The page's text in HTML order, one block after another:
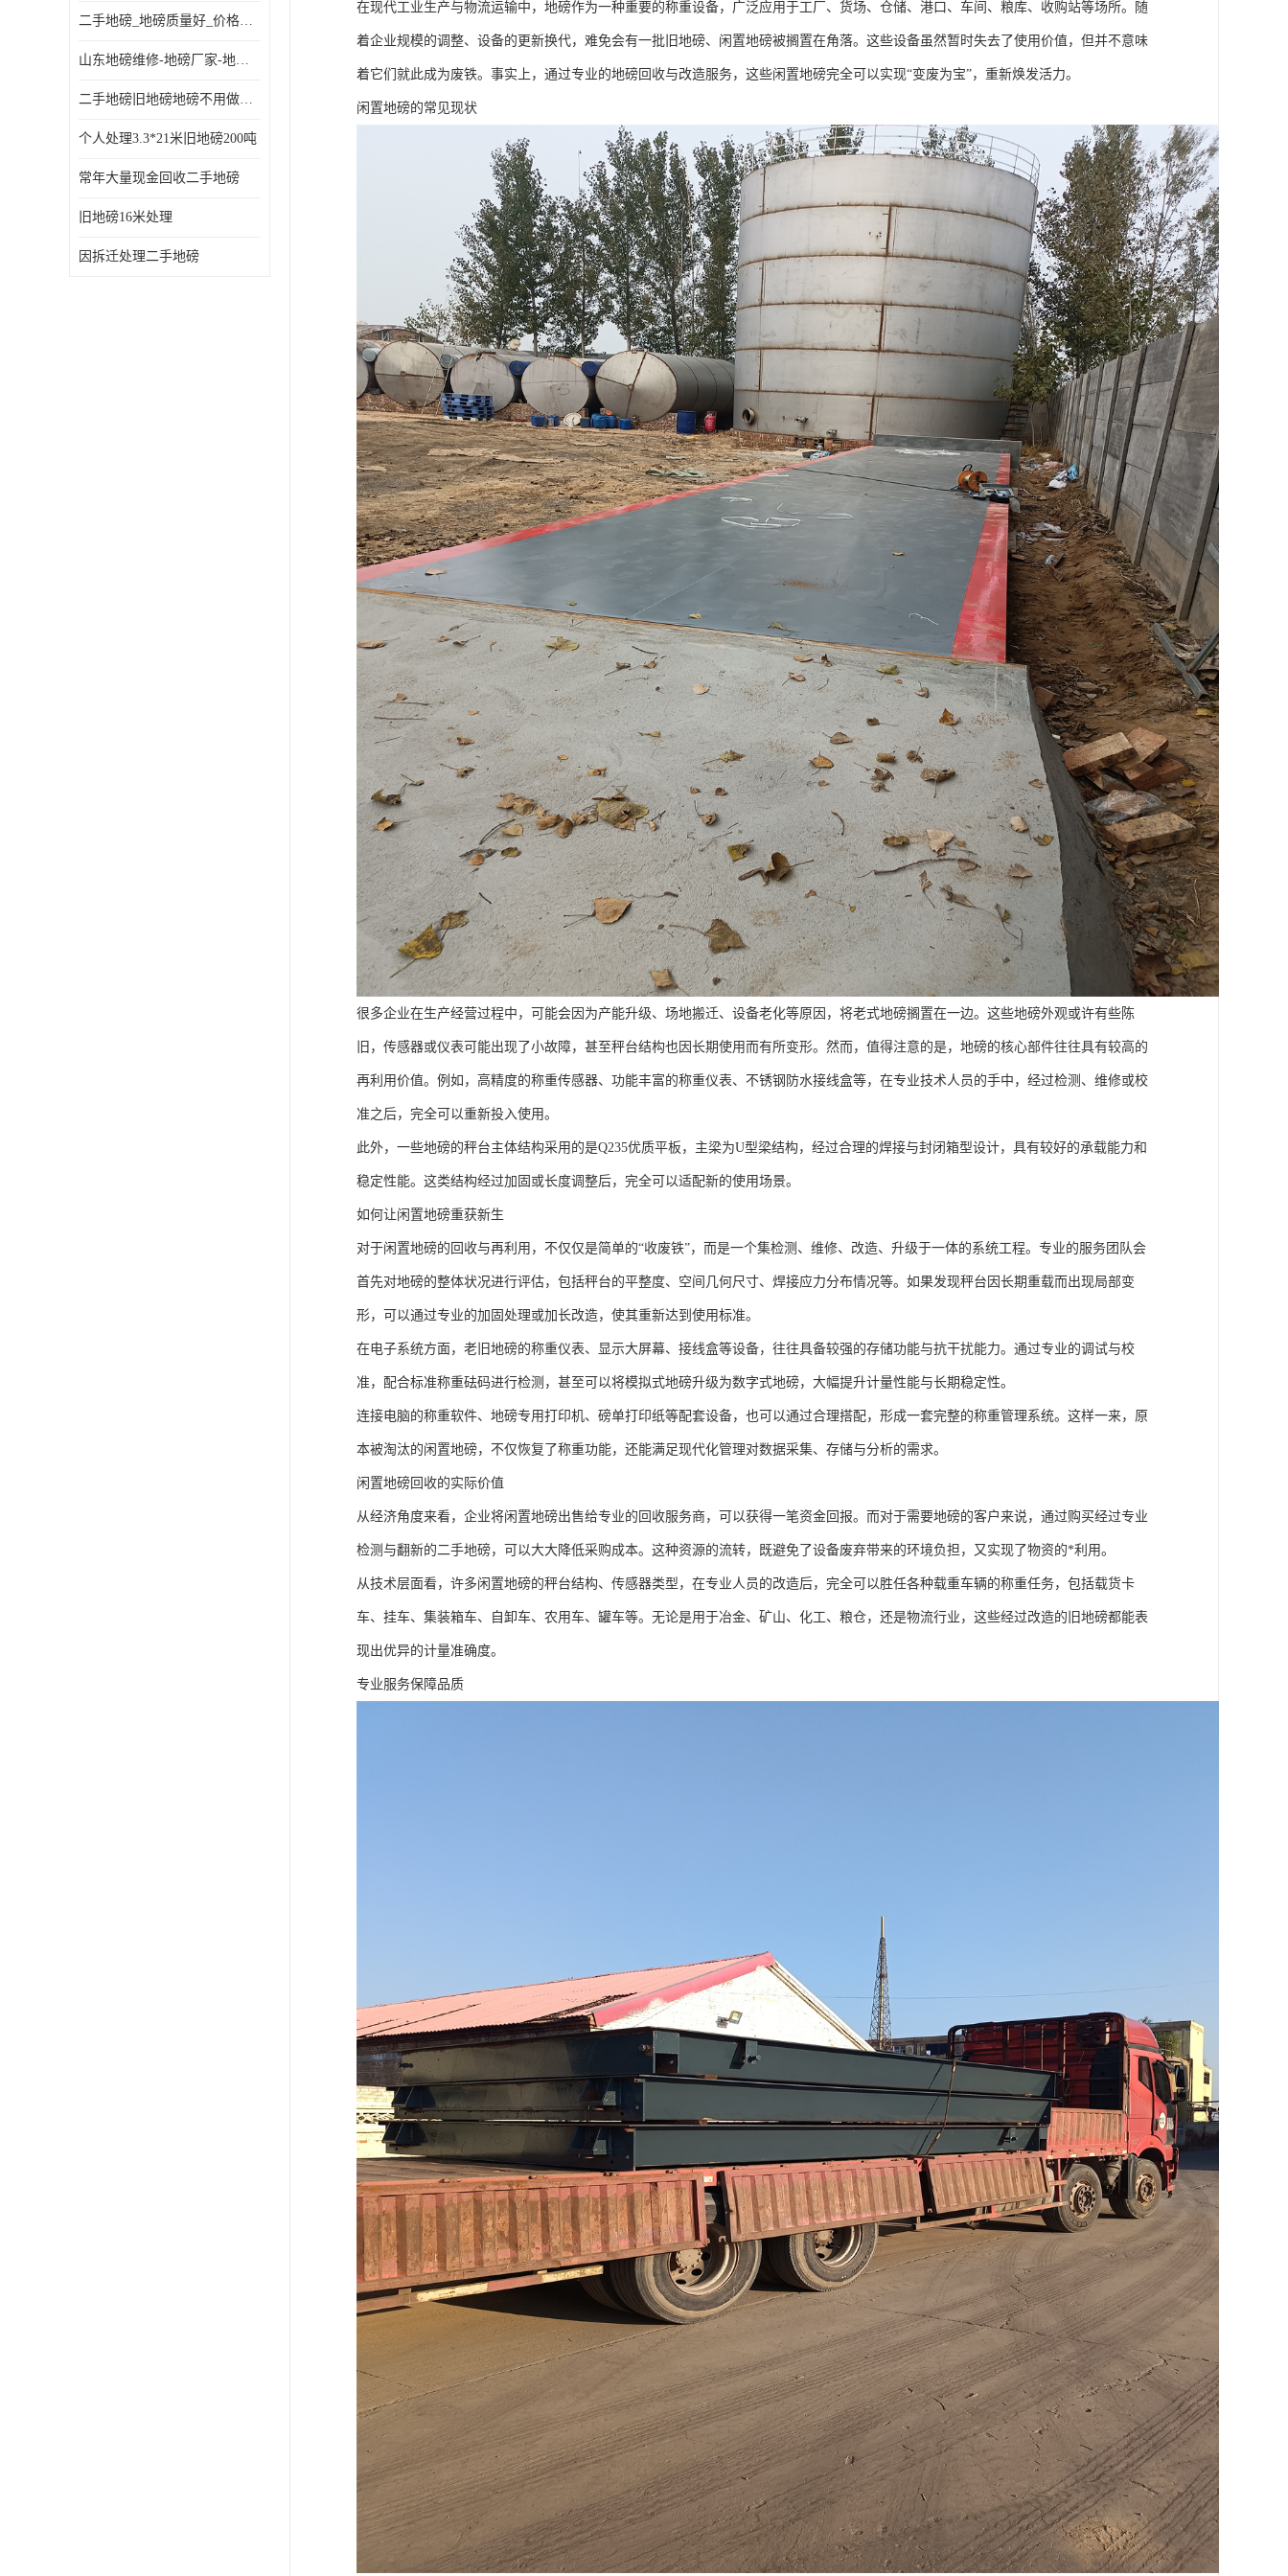
二手地磅_地磅质量好_价格便宜这里找【地磅行家】
山东地磅维修-地磅厂家-地磅价格-二手地磅
二手地磅旧地磅地磅不用做地基
个人处理3.3*21米旧地磅200吨
常年大量现金回收二手地磅
旧地磅16米处理
因拆迁处理二手地磅
在现代工业生产与物流运输中，地磅作为一种重要的称重设备，广泛应用于工厂、货场、仓储、港口、车间、粮库、收购站等场所。随
着企业规模的调整、设备的更新换代，难免会有一批旧地磅、闲置地磅被搁置在角落。这些设备虽然暂时失去了使用价值，但并不意味
着它们就此成为废铁。事实上，通过专业的地磅回收与改造服务，这些闲置地磅完全可以实现“变废为宝”，重新焕发活力。
闲置地磅的常见现状
很多企业在生产经营过程中，可能会因为产能升级、场地搬迁、设备老化等原因，将老式地磅搁置在一边。这些地磅外观或许有些陈
旧，传感器或仪表可能出现了小故障，甚至秤台结构也因长期使用而有所变形。然而，值得注意的是，地磅的核心部件往往具有较高的
再利用价值。例如，高精度的称重传感器、功能丰富的称重仪表、不锈钢防水接线盒等，在专业技术人员的手中，经过检测、维修或校
准之后，完全可以重新投入使用。
此外，一些地磅的秤台主体结构采用的是Q235优质平板，主梁为U型梁结构，经过合理的焊接与封闭箱型设计，具有较好的承载能力和
稳定性能。这类结构经过加固或长度调整后，完全可以适配新的使用场景。
如何让闲置地磅重获新生
对于闲置地磅的回收与再利用，不仅仅是简单的“收废铁”，而是一个集检测、维修、改造、升级于一体的系统工程。专业的服务团队会
首先对地磅的整体状况进行评估，包括秤台的平整度、空间几何尺寸、焊接应力分布情况等。如果发现秤台因长期重载而出现局部变
形，可以通过专业的加固处理或加长改造，使其重新达到使用标准。
在电子系统方面，老旧地磅的称重仪表、显示大屏幕、接线盒等设备，往往具备较强的存储功能与抗干扰能力。通过专业的调试与校
准，配合标准称重砝码进行检测，甚至可以将模拟式地磅升级为数字式地磅，大幅提升计量性能与长期稳定性。
连接电脑的称重软件、地磅专用打印机、磅单打印纸等配套设备，也可以通过合理搭配，形成一套完整的称重管理系统。这样一来，原
本被淘汰的闲置地磅，不仅恢复了称重功能，还能满足现代化管理对数据采集、存储与分析的需求。
闲置地磅回收的实际价值
从经济角度来看，企业将闲置地磅出售给专业的回收服务商，可以获得一笔资金回报。而对于需要地磅的客户来说，通过购买经过专业
检测与翻新的二手地磅，可以大大降低采购成本。这种资源的流转，既避免了设备废弃带来的环境负担，又实现了物资的*利用。
从技术层面看，许多闲置地磅的秤台结构、传感器类型，在专业人员的改造后，完全可以胜任各种载重车辆的称重任务，包括载货卡
车、挂车、集装箱车、自卸车、农用车、罐车等。无论是用于冶金、矿山、化工、粮仓，还是物流行业，这些经过改造的旧地磅都能表
现出优异的计量准确度。
专业服务保障品质